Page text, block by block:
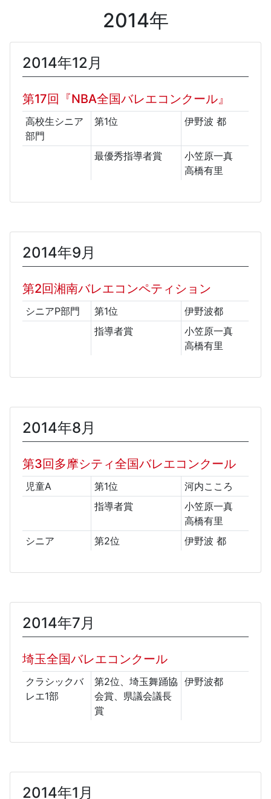
2014年
2014年12月
第17回『NBA全国バレエコンクール』
高校生シニア
部門
第1位 伊野波 都
最優秀指導者賞
小笠原一真
高橋有里
2014年9月
第2回湘南バレエコンペティション
シニアP部門 第1位
伊野波都
指導者賞
小笠原一真
高橋有里
2014年8月
第3回多摩シティ全国バレエコンクール
児童A 第1位
河内こころ
指導者賞
小笠原一真
高橋有里
シニア
第2位 伊野波 都
2014年7月
埼玉全国バレエコンクール
クラシックバ
レエ1部
第2位、埼玉舞踊協
会賞、県議会議長
賞
伊野波都
2014年1月